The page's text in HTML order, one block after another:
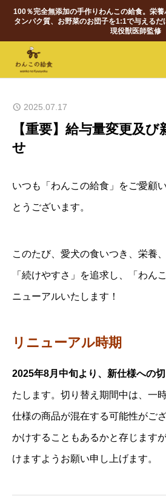
100％完全無添加の手作りわんこの給食。栄
タンパク質、お野菜のお団子を1:1で与えるだ
現役獣医師監修
2025.07.17
【重要】給与量変更及
せ
いつも「わんこの給食」をご愛顧
とうございます。
このたび、愛犬の食いつき、栄養
「続けやすさ」を追求し、「わん
ニューアルいたします！
リニューアル時期
2025年8月中旬より、新仕様への
たします。切り替え期間中は、一
仕様の商品が混在する可能性がご
かけすることもあるかと存じます
けますようお願い申し上げます。